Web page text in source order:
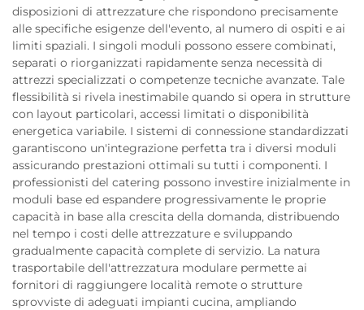
disposizioni di attrezzature che rispondono precisamente
alle specifiche esigenze dell'evento, al numero di ospiti e ai
limiti spaziali. I singoli moduli possono essere combinati,
separati o riorganizzati rapidamente senza necessità di
attrezzi specializzati o competenze tecniche avanzate. Tale
flessibilità si rivela inestimabile quando si opera in strutture
con layout particolari, accessi limitati o disponibilità
energetica variabile. I sistemi di connessione standardizzati
garantiscono un'integrazione perfetta tra i diversi moduli
assicurando prestazioni ottimali su tutti i componenti. I
professionisti del catering possono investire inizialmente in
moduli base ed espandere progressivamente le proprie
capacità in base alla crescita della domanda, distribuendo
nel tempo i costi delle attrezzature e sviluppando
gradualmente capacità complete di servizio. La natura
trasportabile dell'attrezzatura modulare permette ai
fornitori di raggiungere località remote o strutture
sprovviste di adeguati impianti cucina, ampliando